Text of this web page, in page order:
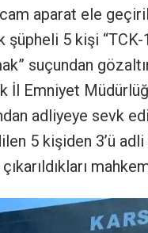
aparat ele
şüpheli 5 kişi “TCK-
suçundan
İl Emniyet
adliyeye sevk
5 kişiden 3’ü adli